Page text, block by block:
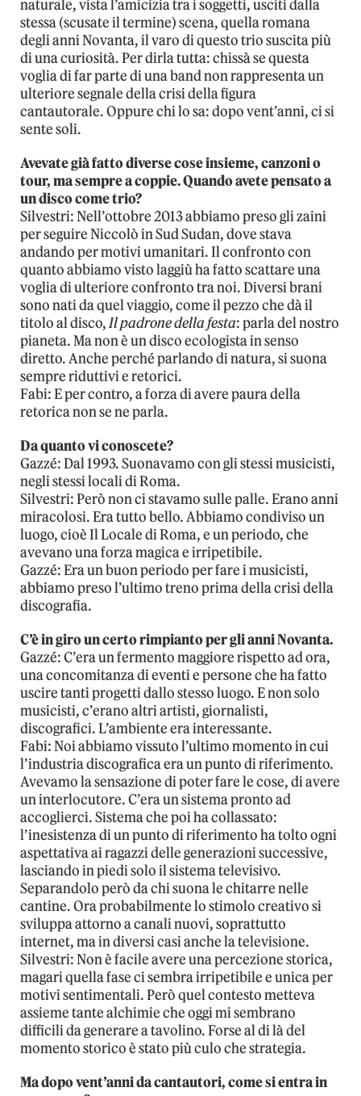
naturale, vista l’amicizia tra i soggetti, usciti dalla
stessa (scusate il termine) scena, quella romana
degli anni Novanta, il varo di questo trio suscita più
di una curiosità. Per dirla tutta: chissà se questa
voglia di far parte di una band non rappresenta un
ulteriore segnale della crisi della figura
cantautorale. Oppure chi lo sa: dopo vent’anni, ci si
sente soli.
Avevate già fatto diverse cose insieme, canzoni o
tour, ma sempre a coppie. Quando avete pensato a
un disco come trio?
Silvestri: Nell’ottobre 2013 abbiamo preso gli zaini
per seguire Niccolò in Sud Sudan, dove stava
andando per motivi umanitari. Il confronto con
quanto abbiamo visto laggiù ha fatto scattare una
voglia di ulteriore confronto tra noi. Diversi brani
sono nati da quel viaggio, come il pezzo che dà il
titolo al disco,Il padrone della festa: parla del nostro
pianeta. Ma non è un disco ecologista in senso
diretto. Anche perché parlando di natura, si suona
sempre riduttivi e retorici.
Fabi: E per contro, a forza di avere paura della
retorica non se ne parla.
Da quanto vi conoscete?
Gazzé: Dal 1993. Suonavamo con gli stessi musicisti,
negli stessi locali di Roma.
Silvestri: Però non ci stavamo sulle palle. Erano anni
miracolosi. Era tutto bello. Abbiamo condiviso un
luogo, cioè Il Locale di Roma, e un periodo, che
avevano una forza magica e irripetibile.
Gazzé: Era un buon periodo per fare i musicisti,
abbiamo preso l’ultimo treno prima della crisi della
discografia.
C’è in giro un certo rimpianto per gli anni Novanta.
Gazzé: C’era un fermento maggiore rispetto ad ora,
una concomitanza di eventi e persone che ha fatto
uscire tanti progetti dallo stesso luogo. E non solo
musicisti, c’erano altri artisti, giornalisti,
discografici. L’ambiente era interessante.
Fabi: Noi abbiamo vissuto l’ultimo momento in cui
l’industria discografica era un punto di riferimento.
Avevamo la sensazione di poter fare le cose, di avere
un interlocutore. C’era un sistema pronto ad
accoglierci. Sistema che poi ha collassato:
l’inesistenza di un punto di riferimento ha tolto ogni
aspettativa ai ragazzi delle generazioni successive,
lasciando in piedi solo il sistema televisivo.
Separandolo però da chi suona le chitarre nelle
cantine. Ora probabilmente lo stimolo creativo si
sviluppa attorno a canali nuovi, soprattutto
internet, ma in diversi casi anche la televisione.
Silvestri: Non è facile avere una percezione storica,
magari quella fase ci sembra irripetibile e unica per
motivi sentimentali. Però quel contesto metteva
assieme tante alchimie che oggi mi sembrano
difficili da generare a tavolino. Forse al di là del
momento storico è stato più culo che strategia.
Ma dopo vent’anni da cantautori, come si entra in